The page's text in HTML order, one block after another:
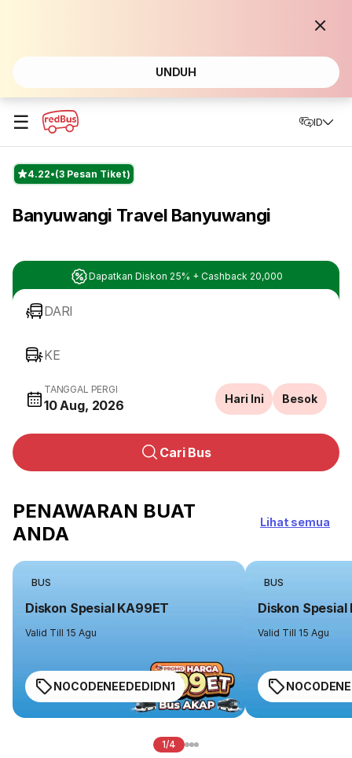
UNDUH
☰ ID
4.22 (3 Pesan Tiket)
Banyuwangi Travel Banyuwangi
Dapatkan Diskon 25% + Cashback 20,000
DARI
KE
TANGGAL PERGI
10 Aug, 2026 Hari Ini Besok
Cari Bus
PENAWARAN BUAT
ANDA
Lihat semua
BUS
Diskon Spesial KA99ET
Valid Till 15 Agu
NOCODENEEDEDIDN1
BUS
Diskon Spesial
Valid Till 15 Agu
1/4